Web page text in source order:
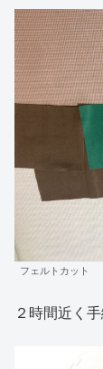
フェルトカット
２時間近く